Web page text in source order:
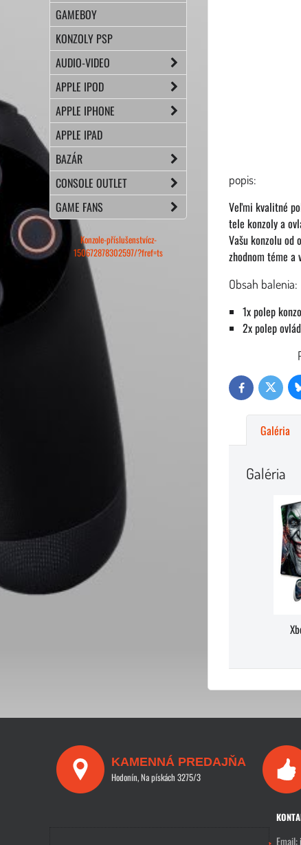
popis:
Veľmi kvalitné
tele konzoly a
Vašu konzolu od
zhodnom téme
Obsah balenia:
1x polep
2x polep
FacebookTwitter
Galéria
Galéria
GAMEBOY
KONZOLY PSP
AUDIO-VIDEO
APPLE IPOD
APPLE IPHONE
APPLE IPAD
BAZÁR
CONSOLE OUTLET
GAME FANS
Konzole-příslušenstvícz-
150672878302597/?fref=ts
KAMENNÁ PREDAJŇA
Hodonín, Na pískách 3275/3
Email: